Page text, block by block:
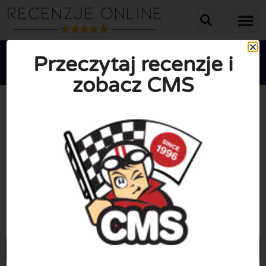

ŚREDNIA OCENA: 10/10
(0 Recenzje)
Przejdź do Cmsnl.com
Przeczytaj recenzje i
zobacz CMS